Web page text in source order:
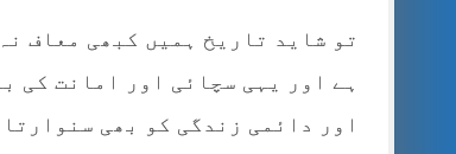
تو شاید تاریخ ہمیں کبھی معاف
ہے اور یہی سچائی اور امانت کی
اور دائمی زندگی کو بھی